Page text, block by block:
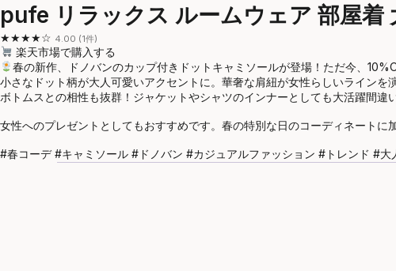
pufe リラックス ルームウェア 部屋着
★★★★☆ 4.00 (1件)
楽天市場で購入する
春の新作、ドノバンのカップ付きドットキャミソールが登場！ただ今、
小さなドット柄が大人可愛いアクセントに。華奢な肩紐が女性らしいライン
ボトムスとの相性も抜群！ジャケットやシャツのインナーとしても大活躍間違
女性へのプレゼントとしてもおすすめです。春の特別な日のコーディネートに
#春コーデ #キャミソール #ドノバン #カジュアルファッション #トレンド #